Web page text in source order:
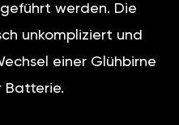
werden. Die
unkompliziert und
einer Glühbirne
Batterie.